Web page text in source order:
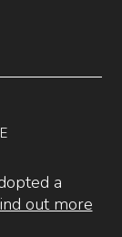
a
out more